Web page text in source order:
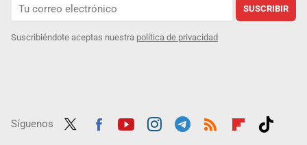
SUSCRIBIR
Suscribiéndote aceptas nuestra política de privacidad
Síguenos